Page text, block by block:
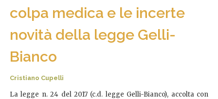
colpa medica e le incerte
novità della legge Gelli-
Bianco
Cristiano Cupelli
La legge n. 24 del 2017 (c.d. legge Gelli-Bianco), accolta con